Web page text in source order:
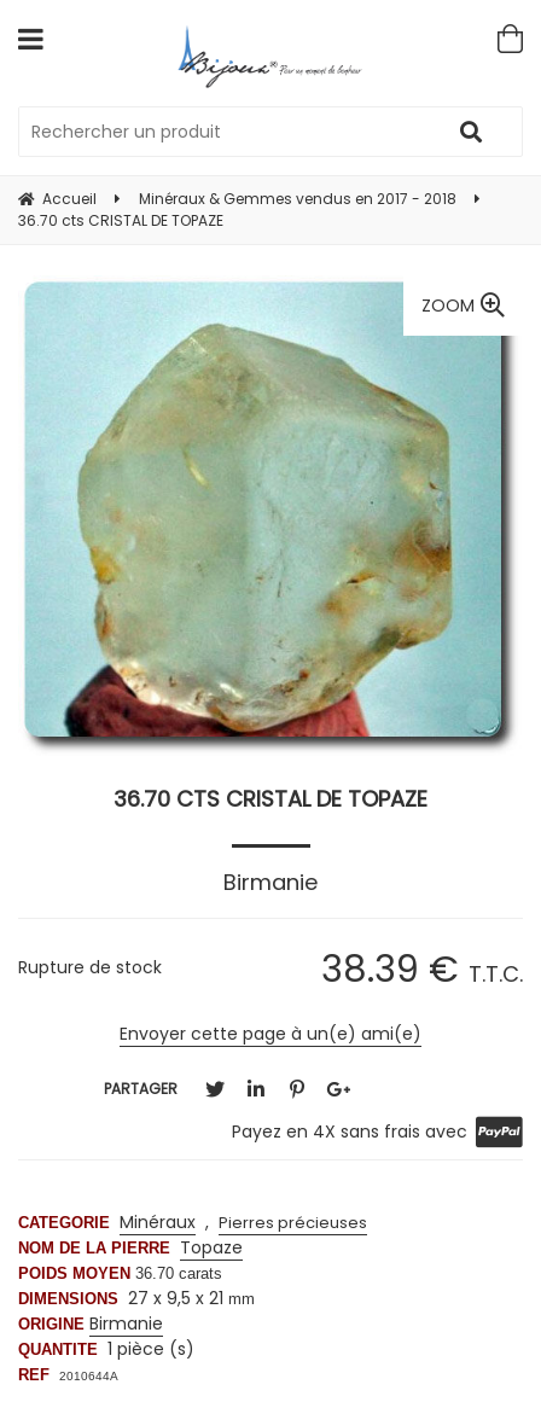
Accueil
Minéraux & Gemmes vendus en 2017 - 2018
36.70 cts CRISTAL DE TOPAZE
ZOOM
36.70 CTS CRISTAL DE TOPAZE
Birmanie
38.39 € T.T.C.
Rupture de stock
Envoyer cette page à un(e) ami(e)
PARTAGER
Payez en 4X sans frais avec
CATEGORIE Minéraux , Pierres précieuses
NOM DE LA PIERRE Topaze
POIDS MOYEN 36.70 carats
DIMENSIONS 27 x 9,5 x 21 mm
ORIGINE Birmanie
QUANTITE 1 pièce (s)
REF 2010644A